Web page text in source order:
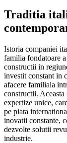
Traditia
Istoria companiei
familia fondatoare
constructii in
investit constant in
afacere familiala
constructii. Aceasta
expertize unice,
pe piata
inovatii constante,
dezvolte solutii
industrie.